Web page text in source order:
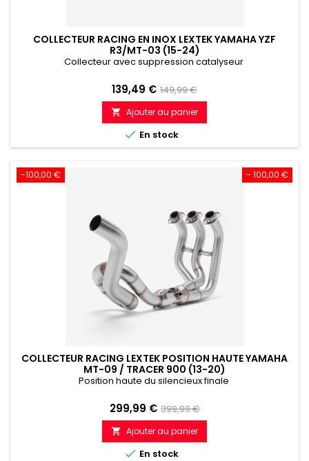
COLLECTEUR RACING EN INOX LEXTEK YAMAHA YZF
R3/MT-03 (15-24)
Collecteur avec suppression catalyseur
Prix
139,49 € Prix
de
référence
149,99 €
 Ajouter au panier
 En stock
- 100,00 €
-100,00 €
COLLECTEUR RACING LEXTEK POSITION HAUTE YAMAHA
MT-09 / TRACER 900 (13-20)
Position haute du silencieux finale
Prix
299,99 € Prix
de
référence
399,99 €
 Ajouter au panier
 En stock